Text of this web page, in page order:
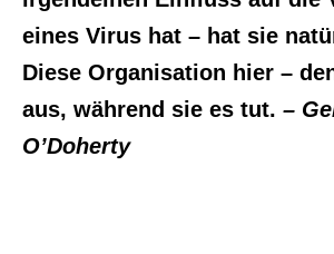
eines Virus hat – hat sie
Diese Organisation hier –
aus, während sie es tut. –
O’Doherty